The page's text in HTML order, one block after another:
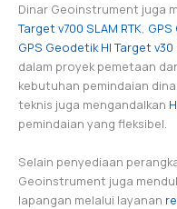
Dinar Geoinstrument juga
Target v700 SLAM RTK,
GPS Geodetik HI Target v30
dalam proyek pemetaan
kebutuhan pemindaian
teknis juga mengandalkan
pemindaian yang fleksibel.
Selain penyediaan
Geoinstrument juga
lapangan melalui layanan